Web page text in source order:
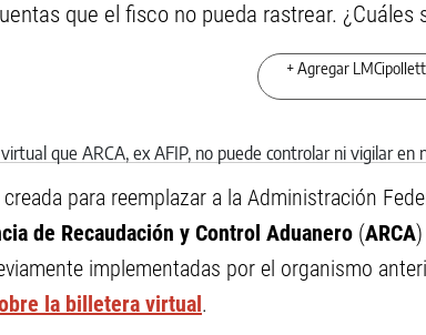
que el fisco no pueda rastrear. ¿Cuáles
+ Agregar
para reemplazar a la Administración
de Recaudación y Control Aduanero (ARCA
implementadas por el organismo
la billetera virtual.